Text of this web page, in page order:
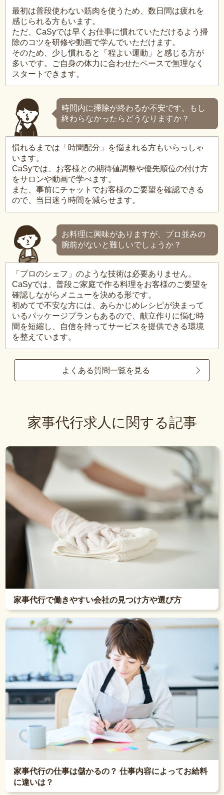
最初は普段使わない筋肉を使うため、数日間は疲れを
感じられる方もいます。
ただ、CaSyでは早くお仕事に慣れていただけるよう掃
除のコツを研修や動画で学んでいただけます。
そのため、少し慣れると「程よい運動」と感じる方が
多いです。ご自身の体力に合わせたペースで無理なく
スタートできます。
時間内に掃除が終わるか不安です。もし
終わらなかったらどうなりますか？
慣れるまでは「時間配分」を悩まれる方もいらっしゃ
います。
CaSyでは、お客様との期待値調整や優先順位の付け方
をサロンや動画で学べます。
また、事前にチャットでお客様のご要望を確認できる
ので、当日迷う時間を減らせます。
お料理に興味がありますが、プロ並みの
腕前がないと難しいでしょうか？
「プロのシェフ」のような技術は必要ありません。
CaSyでは、普段ご家庭で作る料理をお客様のご要望を
確認しながらメニューを決める形です。
初めてで不安な方には、あらかじめレシピが決まって
いるパッケージプランもあるので、献立作りに悩む時
間を短縮し、自信を持ってサービスを提供できる環境
を整えています。
よくある質問一覧を見る
家事代行求人に関する記事
家事代行で働きやすい会社の見つけ方や選び方
家事代行の仕事は儲かるの？ 仕事内容によってお給料
に違いは？